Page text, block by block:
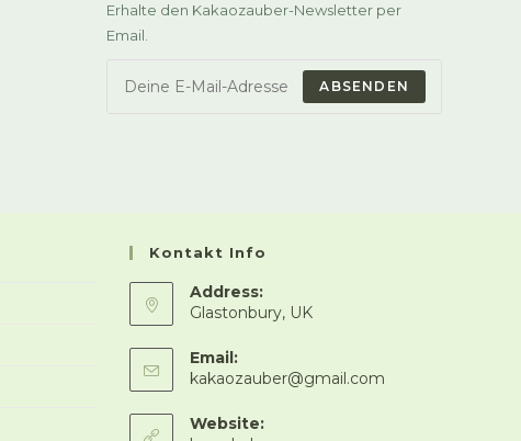
Erhalte den Kakaozauber-Newsletter per
Email.
ABSENDEN
Kontakt Info
Address:
Glastonbury, UK
Email:
kakaozauber@gmail.com
Website: